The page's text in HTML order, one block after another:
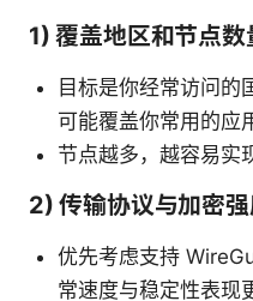
1) 覆盖地区和节点数
目标是你经常访问的
可能覆盖你常用的应
节点越多，越容易实
2) 传输协议与加密
优先考虑支持
常速度与稳定性表现